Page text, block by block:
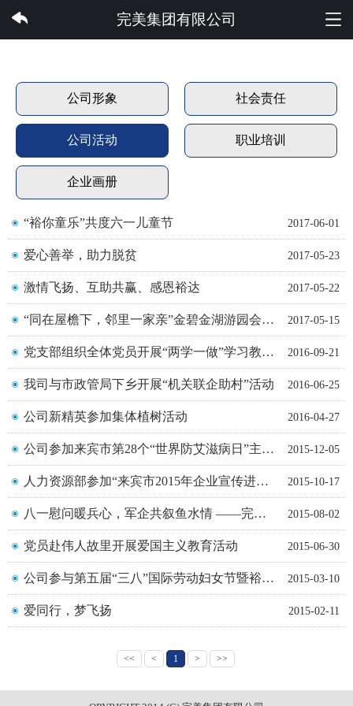
完美集团有限公司
完美集团有限公司
公司形象 社会责任
公司活动 职业培训
企业画册
2017-06-01
“裕你童乐”共度六一儿童节
2017-05-23
爱心善举，助力脱贫
2017-05-22
激情飞扬、互助共赢、感恩裕达
2017-05-15
“同在屋檐下，邻里一家亲”金碧金湖游园会成功举行
2016-09-21
党支部组织全体党员开展“两学一做”学习教育活动
2016-06-25
我司与市政管局下乡开展“机关联企助村”活动
2016-04-27
公司新精英参加集体植树活动
2015-12-05
公司参加来宾市第28个“世界防艾滋病日”主题宣传活动
2015-10-17
人力资源部参加“来宾市2015年企业宣传进校园”活动
2015-08-02
八一慰问暖兵心，军企共叙鱼水情 ——完美集团有限公司 庆祝建军88周年走访慰问活动
2015-06-30
党员赴伟人故里开展爱国主义教育活动
2015-03-10
公司参与第五届“三八”国际劳动妇女节暨裕达职场女神节
2015-02-11
爱同行，梦飞扬
<< < 1 > >>